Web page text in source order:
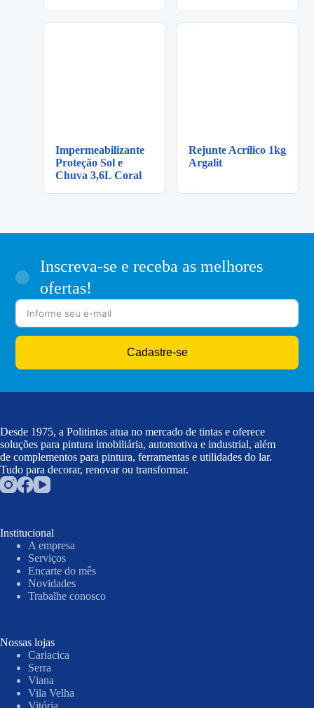
Impermeabilizante
Proteção Sol e
Chuva 3,6L Coral
Rejunte Acrílico 1kg
Argalit
Inscreva-se e receba as melhores
ofertas!
Cadastre-se
Desde 1975, a Politintas atua no mercado de tintas e oferece
soluções para pintura imobiliária, automotiva e industrial, além
de complementos para pintura, ferramentas e utilidades do lar.
Tudo para decorar, renovar ou transformar.
Institucional
A empresa
Serviços
Encarte do mês
Novidades
Trabalhe conosco
Nossas lojas
Cariacica
Serra
Viana
Vila Velha
Vitória